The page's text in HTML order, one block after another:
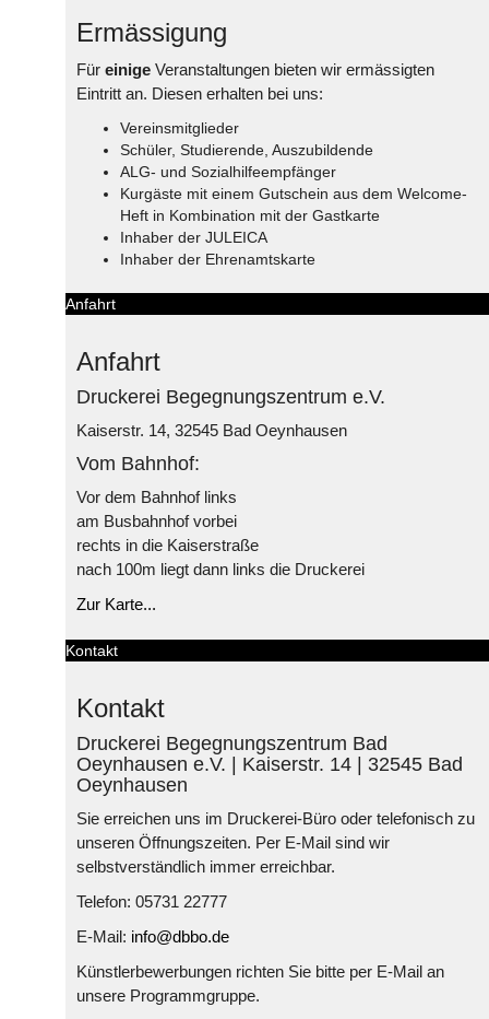
Ermässigung
Für einige Veranstaltungen bieten wir ermässigten
Eintritt an. Diesen erhalten bei uns:
Vereinsmitglieder
Schüler, Studierende, Auszubildende
ALG- und Sozialhilfeempfänger
Kurgäste mit einem Gutschein aus dem Welcome-
Heft in Kombination mit der Gastkarte
Inhaber der JULEICA
Inhaber der Ehrenamtskarte
Anfahrt
Anfahrt
Druckerei Begegnungszentrum e.V.
Kaiserstr. 14, 32545 Bad Oeynhausen
Vom Bahnhof:
Vor dem Bahnhof links
am Busbahnhof vorbei
rechts in die Kaiserstraße
nach 100m liegt dann links die Druckerei
Zur Karte...
Kontakt
Kontakt
Druckerei Begegnungszentrum Bad
Oeynhausen e.V. | Kaiserstr. 14 | 32545 Bad
Oeynhausen
Sie erreichen uns im Druckerei-Büro oder telefonisch zu
unseren Öffnungszeiten. Per E-Mail sind wir
selbstverständlich immer erreichbar.
Telefon: 05731 22777
E-Mail: info@dbbo.de
Künstlerbewerbungen richten Sie bitte per E-Mail an
unsere Programmgruppe.